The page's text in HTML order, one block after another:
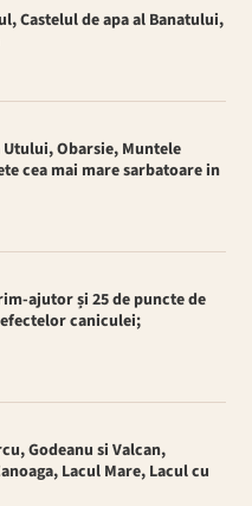
Castelul de apa al Banatului,
Obarsie, Muntele
cea mai mare sarbatoare in
ajutor și 25 de puncte de
caniculei;
Godeanu si Valcan,
Lacul Mare, Lacul cu